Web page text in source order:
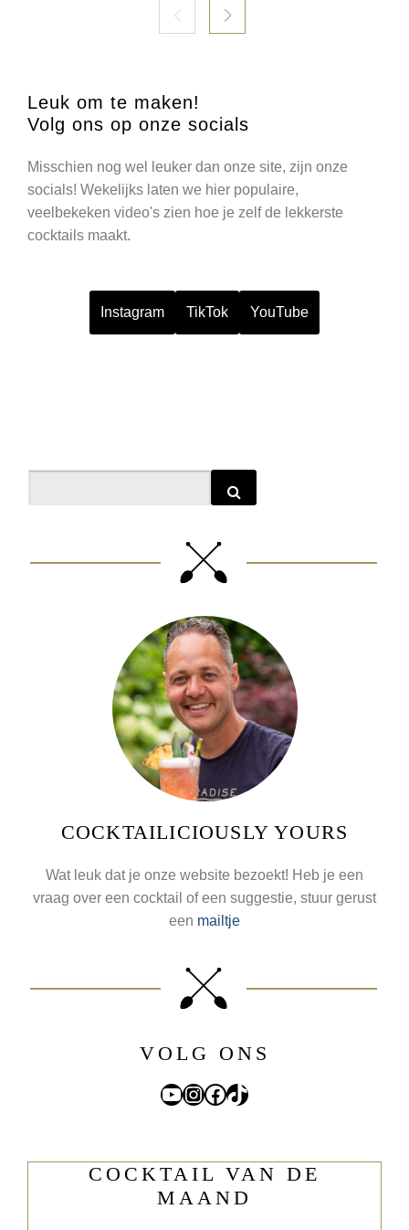
Leuk om te maken!
Volg ons op onze socials
Misschien nog wel leuker dan onze site, zijn onze
socials! Wekelijks laten we hier populaire,
veelbekeken video's zien hoe je zelf de lekkerste
cocktails maakt.
Instagram TikTok YouTube
COCKTAILICIOUSLY YOURS
Wat leuk dat je onze website bezoekt! Heb je een
vraag over een cocktail of een suggestie, stuur gerust
een mailtje
VOLG ONS
YouTube
Instagram
Facebook
TikTok
COCKTAIL VAN DE
MAAND